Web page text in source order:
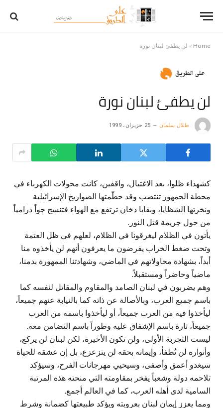
Home
» لن يطفئ لبنان نورة
لن يطفئ لبنان نورة
طلال سلمان 25 حزيران، 1999
كشهداء ظلوا، بعد الاغتيال، واقفين، كانت محولات الكهرباء في
محطة الجمهور تنتصب وقد حطّمتها الصواريخ الإسرائيلية
ونخرتها الشظايا، وبقايا دخان ترتفع مع الهواء فتنسج جواً درامياً
من حول جريمة قتل النور.
يأتون في الظلام ليغرقونا في الظلام، لعلهم في ظل العتمة
وتحت ضغط الخراب يفرضون ما يعرفون أنهم لن يأخذوه منا
أبداً، بشهادة محاولاتهم في الماضي، وشهادتنا الممهورة بدمنا،
ماضياً وحاضراً ومستقبلاً.
وهم يضربون في لبنان الصامد والمقاوم والمقاتل لنفسه كما
باسم جميع العرب، وبالأصالة عن ذاته كما بالنيابة عنهم جميعاً،
ليأخذوا فيه من العرب جميعاً، أو ليأخذوا باسمه من العرب
جميعاً، تارة باسم الإشفاق عليه وطوراً باسم التضامن معه.
ليست التجربة الأولى، ولن تكون الأخيرة، لكن لبنان لن يركع،
وأنواره لن تُطفأ، وإيمانه بحقه لن يتزعزع، بل إن عشقه للحياة
سيغدو أعمق وأصفى، وسيحيي مهرجانات الفرح، وسيؤكد
تلاحمه دولة وشعباً يفخر بمقاومته التي منحته هذه المرتبة
السامية لدى أهله العرب، كما في العالم أجمع.
ومما يعزز إيمان لبنان بعروبته ويؤكد طبيعتها كضمانة وشرط